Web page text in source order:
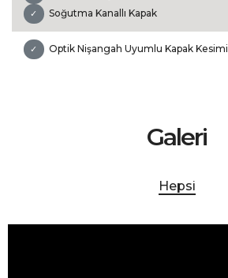
✓ Soğutma Kanallı Kapak
✓ Optik Nişangah Uyumlu Kapak Kesimi
Galeri
Hepsi